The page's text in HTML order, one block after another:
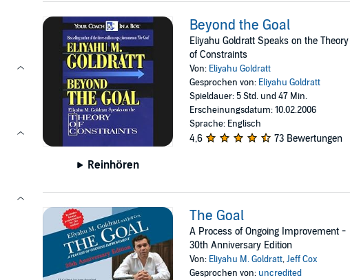
Reinhören
Beyond the Goal
Eliyahu Goldratt Speaks on the Theory
of Constraints
Von: Eliyahu Goldratt
Gesprochen von: Eliyahu Goldratt
Spieldauer: 5 Std. und 47 Min.
Erscheinungsdatum: 10.02.2006
Sprache: Englisch
4,6 73 Bewertungen
The Goal
A Process of Ongoing Improvement -
30th Anniversary Edition
Von: Eliyahu M. Goldratt,Jeff Cox
Gesprochen von: uncredited